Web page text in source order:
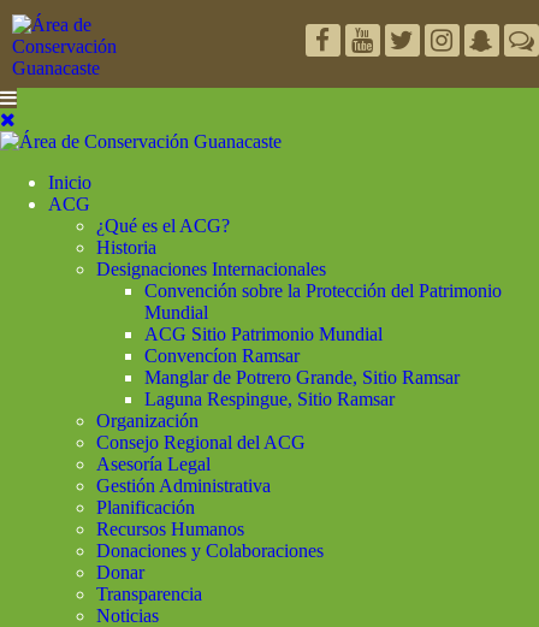
Inicio
ACG
¿Qué es el ACG?
Historia
Designaciones Internacionales
Convención sobre la Protección del Patrimonio
Mundial
ACG Sitio Patrimonio Mundial
Convencíon Ramsar
Manglar de Potrero Grande, Sitio Ramsar
Laguna Respingue, Sitio Ramsar
Organización
Consejo Regional del ACG
Asesoría Legal
Gestión Administrativa
Planificación
Recursos Humanos
Donaciones y Colaboraciones
Donar
Transparencia
Noticias